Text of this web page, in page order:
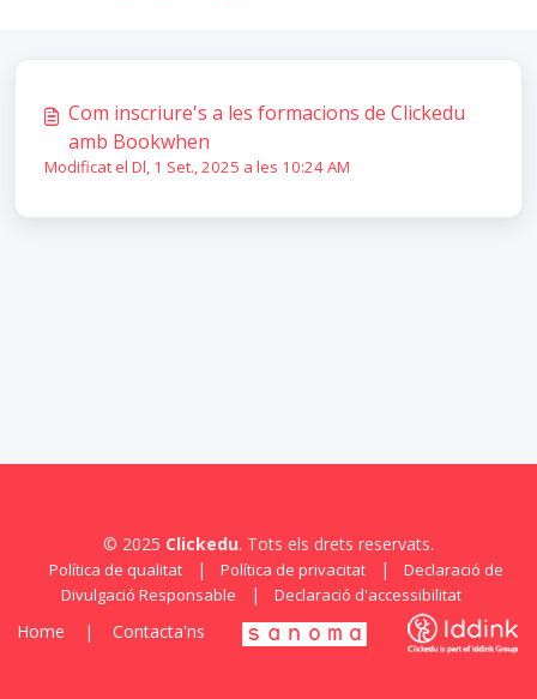
Com inscriure's a les formacions de Clickedu
amb Bookwhen
Modificat el Dl, 1 Set., 2025 a les 10:24 AM
© 2025 Clickedu. Tots els drets reservats.
Política de qualitat | Política de privacitat |
Declaració de
Divulgació Responsable
| Declaració d'accessibilitat
Home | Contacta'ns